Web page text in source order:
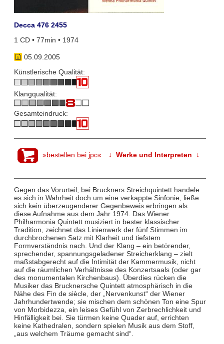
Decca 476 2455
1 CD • 77min • 1974
05.09.2005
Künstlerische Qualität:
Klangqualität:
Gesamteindruck:
»bestellen bei jpc« ↓ Werke und Interpreten ↓
Gegen das Vorurteil, bei Bruckners Streichquintett handele
es sich in Wahrheit doch um eine verkappte Sinfonie, ließe
sich kein überzeugenderer Gegenbeweis erbringen als
diese Aufnahme aus dem Jahr 1974. Das Wiener
Philharmonia Quintett musiziert in bester klassischer
Tradition, zeichnet das Linienwerk der fünf Stimmen im
durchbrochenen Satz mit Klarheit und tiefstem
Formverständnis nach. Und der Klang – ein betörender,
sprechender, spannungsgeladener Streicherklang – zielt
maßstabgerecht auf die Intimität der Kammermusik, nicht
auf die räumlichen Verhältnisse des Konzertsaals (oder gar
des monumentalen Kirchenbaus). Überdies rücken die
Musiker das Brucknersche Quintett atmosphärisch in die
Nähe des Fin de siècle, der „Nervenkunst“ der Wiener
Jahrhundertwende; sie mischen dem schönen Ton eine Spur
von Morbidezza, ein leises Gefühl von Zerbrechlichkeit und
Hinfälligkeit bei. Sie türmen keine Quader auf, errichten
keine Kathedralen, sondern spielen Musik aus dem Stoff,
„aus welchem Träume gemacht sind“.